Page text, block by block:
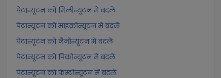
पेटान्यूटन को मिलीन्यूटन में बदलें
पेटान्यूटन को माइक्रोन्यूटन में बदलें
पेटान्यूटन को नैनोन्यूटन में बदलें
पेटान्यूटन को पिकोन्यूटन में बदलें
पेटान्यूटन को फेम्टोन्यूटन में बदलें